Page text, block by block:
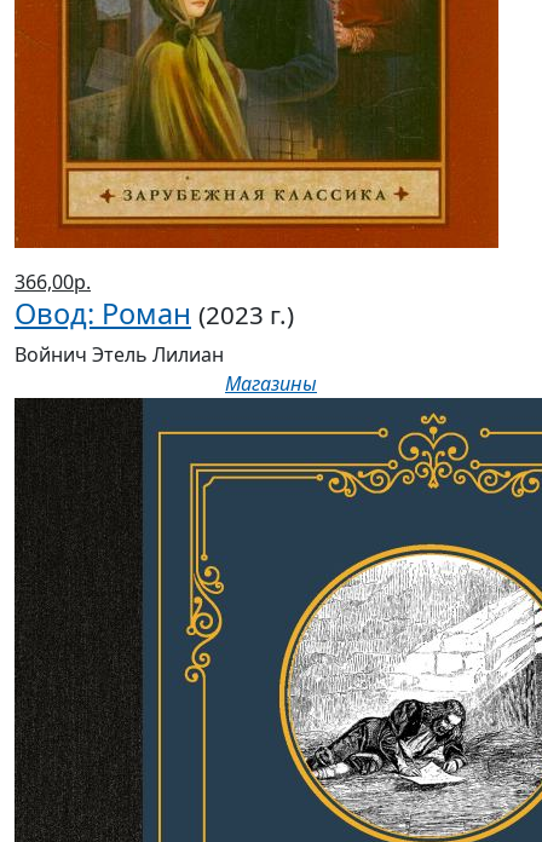
366,00р.
Овод: Роман (2023 г.)
Войнич Этель Лилиан
Магазины